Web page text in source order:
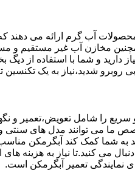
آب گرم ارائه می دهند
با ظرفیت 40 الی 100 گالن و همچنین مخازن آب
روبرو شدید،نیاز به یک تکنسین
سریع را شامل تعویض،تعمیر و
می توانند مدل های سنتی و
به شما کمک کند آبگرمکن
می کنید.تا نیاز به هزینه های
نمایندگی تعمیر آبگرمکن است.